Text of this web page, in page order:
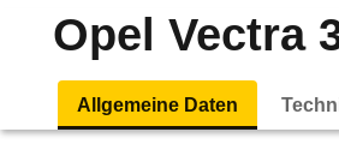
Opel Vectra
Allgemeine Daten